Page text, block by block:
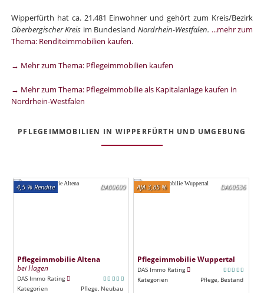
Wipperfürth hat ca. 21.481 Einwohner und gehört zum Kreis/Bezirk
Oberbergischer Kreis im BundeslandNordrhein-Westfalen. ...mehr zum
Thema: Renditeimmobilien kaufen.
→ Mehr zum Thema: Pflegeimmobilien kaufen
→ Mehr zum Thema: Pflegeimmobilie als Kapitalanlage kaufen in
Nordrhein-Westfalen
PFLEGEIMMOBILIEN IN WIPPERFÜRTH UND UMGEBUNG
DA00609
4,5 % Rendite
Pflegeimmobilie Altena
bei Hagen
DAS Immo Rating
Kategorien
Pflege, Neubau
DA00536
AfA 3,85 %
Pflegeimmobilie Wuppertal
DAS Immo Rating
Kategorien
Pflege, Bestand